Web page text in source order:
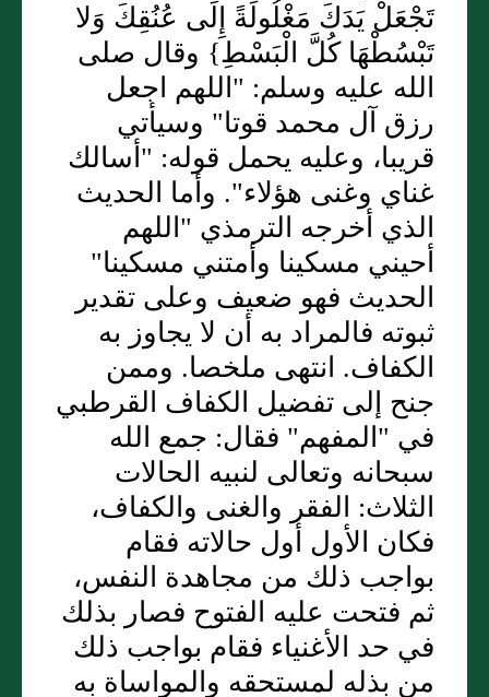
تَجْعَلْ يَدَكَ مَغْلُولَةً إِلَى عُنُقِكَ وَلا
تَبْسُطْهَا كُلَّ الْبَسْطِ} وقال صلى
الله عليه وسلم: "اللهم اجعل
رزق آل محمد قوتا" وسيأتي
قريبا، وعليه يحمل قوله: "أسالك
غناي وغنى هؤلاء". وأما الحديث
الذي أخرجه الترمذي "اللهم
أحيني مسكينا وأمتني مسكينا"
الحديث فهو ضعيف وعلى تقدير
ثبوته فالمراد به أن لا يجاوز به
الكفاف. انتهى ملخصا. وممن
جنح إلى تفضيل الكفاف القرطبي
في "المفهم" فقال: جمع الله
سبحانه وتعالى لنبيه الحالات
الثلاث: الفقر والغنى والكفاف،
فكان الأول أول حالاته فقام
بواجب ذلك من مجاهدة النفس،
ثم فتحت عليه الفتوح فصار بذلك
في حد الأغنياء فقام بواجب ذلك
من بذله لمستحقه والمواساة به